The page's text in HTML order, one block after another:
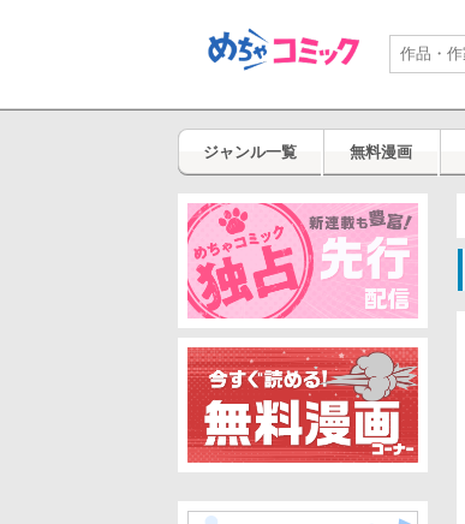
ジャンル一覧 無料漫画